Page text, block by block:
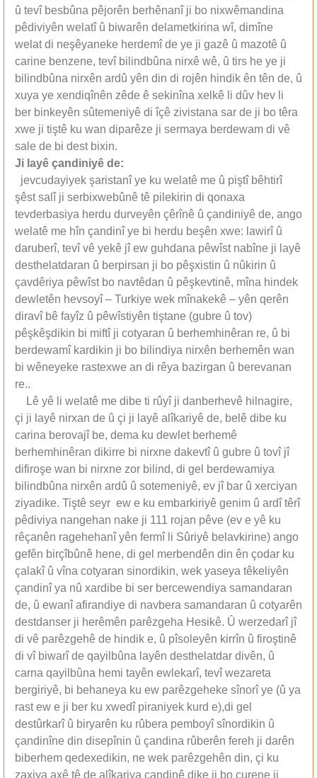
û tevî besbûna pêjorên berhênanî ji bo nixwêmandina
pêdiviyên welatî û biwarên delametkirina wî, dimîne
welat di neşêyaneke herdemî de ye ji gazê û mazotê û
carine benzene, tevî bilindbûna nirxê wê, û tirs he ye ji
bilindbûna nirxên ardû yên din di rojên hindik ên tên de, û
xuya ye xendiqînên zêde ê sekinîna xelkê li dûv hev li
ber binkeyên sûtemeniyê di îçê zivistana sar de ji bo têra
xwe ji tiştê ku wan diparêze ji sermaya berdewam di vê
sale de bi dest bixin.
Ji layê çandiniyê de:
jevcudayiyek şaristanî ye ku welatê me û piştî bêhtirî
şêst salî ji serbixwebûnê tê pilekirin di qonaxa
tevderbasiya herdu durveyên çêrînê û çandiniyê de, ango
welatê me hîn çandinî ye bi herdu beşên xwe: lawirî û
daruberî, tevî vê yekê jî ew guhdana pêwîst nabîne ji layê
desthelatdaran û berpirsan ji bo pêşxistin û nûkirin û
çavdêriya pêwîst bo navtêdan û pêşkevtinê, mîna hindek
dewletên hevsoyî – Turkiye wek mînakekê – yên qerên
diravî bê fayîz û pêwîstiyên tiştane (gubre û tov)
pêşkêşdikin bi miftî ji cotyaran û berhemhinêran re, û bi
berdewamî kardikin ji bo bilindiya nirxên berhemên wan
bi wêneyeke rastexwe an di rêya bazirgan û berevanan
re..
Lê yê li welatê me dibe ti rûyî ji danberhevê hilnagire,
çi ji layê nirxan de û çi ji layê alîkariyê de, belê dibe ku
carina berovajî be, dema ku dewlet berhemê
berhemhinêran dikirre bi nirxne dakevtî û gubre û tovî jî
difiroşe wan bi nirxne zor bilind, di gel berdewamiya
bilindbûna nirxên ardû û sotemeniyê, ev jî bar û xerciyan
ziyadike. Tiştê seyr ew e ku embarkiriyê genim û ardî têrî
pêdiviya nangehan nake ji 111 rojan pêve (ev e yê ku
rêçanên ragehehanî yên fermî li Sûriyê belavkirine) ango
gefên birçîbûnê hene, di gel merbendên din ên çodar ku
çalakî û vîna cotyaran sinordikin, wek yaseya têkeliyên
çandinî ya nû xardibe bi ser bercewendiya samandaran
de, û ewanî afirandiye di navbera samandaran û cotyarên
destdanser ji herêmên parêzgeha Hesikê. Û werzedarî jî
di vê parêzgehê de hindik e, û pîsoleyên kirrîn û firoştinê
di vî biwarî de qayilbûna layên desthelatdar divên, û
carna qayilbûna hemi tayên ewlekarî, tevî wezareta
bergiriyê, bi behaneya ku ew parêzgeheke sînorî ye (û ya
rast ew e ji ber ku xwedî piraniyek kurd e),di gel
destûrkarî û biryarên ku rûbera pemboyî sînordikin û
çandinîne din disepînin û çandina rûberên fereh ji darên
biberhem qedexedikin, ne wek parêzgehên din, çi ku
zaxiya axê tê de alîkariya çandinê dike ji bo curene ji